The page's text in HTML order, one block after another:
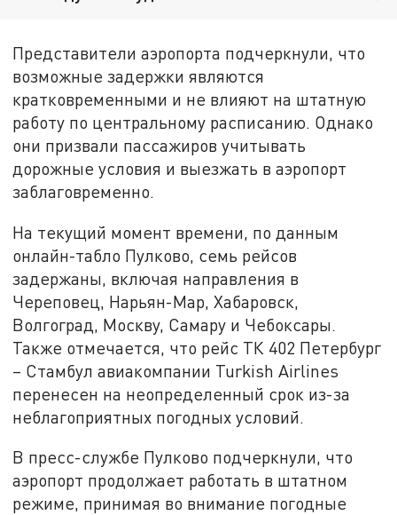
Представители аэропорта подчеркнули, что
возможные задержки являются
кратковременными и не влияют на штатную
работу по центральному расписанию. Однако
они призвали пассажиров учитывать
дорожные условия и выезжать в аэропорт
заблаговременно.
На текущий момент времени, по данным
онлайн-табло Пулково, семь рейсов
задержаны, включая направления в
Череповец, Нарьян-Мар, Хабаровск,
Волгоград, Москву, Самару и Чебоксары.
Также отмечается, что рейс ТК 402 Петербург
– Стамбул авиакомпании Turkish Airlines
перенесен на неопределенный срок из-за
неблагоприятных погодных условий.
В пресс-службе Пулково подчеркнули, что
аэропорт продолжает работать в штатном
режиме, принимая во внимание погодные